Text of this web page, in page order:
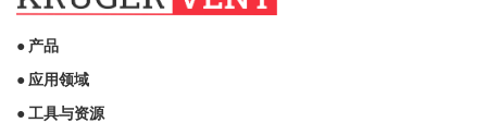
● 产品
● 应用领域
● 工具与资源